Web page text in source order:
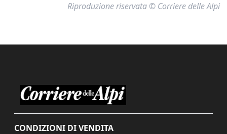
Riproduzione riservata © Corriere delle Alpi
CONDIZIONI DI VENDITA